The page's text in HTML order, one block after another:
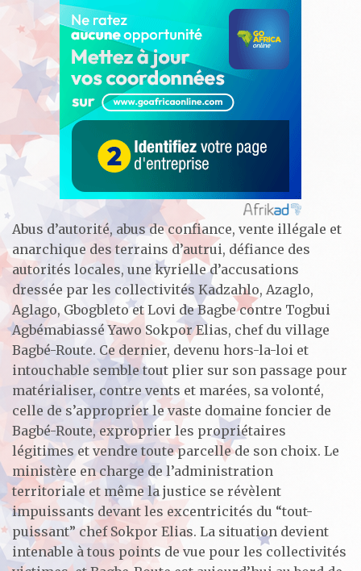
Abus d’autorité, abus de confiance, vente illégale et
anarchique des terrains d’autrui, défiance des
autorités locales, une kyrielle d’accusations
dressée par les collectivités Kadzahlo, Azaglo,
Aglago, Gbogbleto et Lovi de Bagbe contre Togbui
Agbémabiassé Yawo Sokpor Elias, chef du village
Bagbé-Route. Ce dernier, devenu hors-la-loi et
intouchable semble tout plier sur son passage pour
matérialiser, contre vents et marées, sa volonté,
celle de s’approprier le vaste domaine foncier de
Bagbé-Route, exproprier les propriétaires
légitimes et vendre toute parcelle de son choix. Le
ministère en charge de l’administration
territoriale et même la justice se révèlent
impuissants devant les excentricités du “tout-
puissant” chef Sokpor Elias. La situation devient
intenable à tous points de vue pour les collectivités